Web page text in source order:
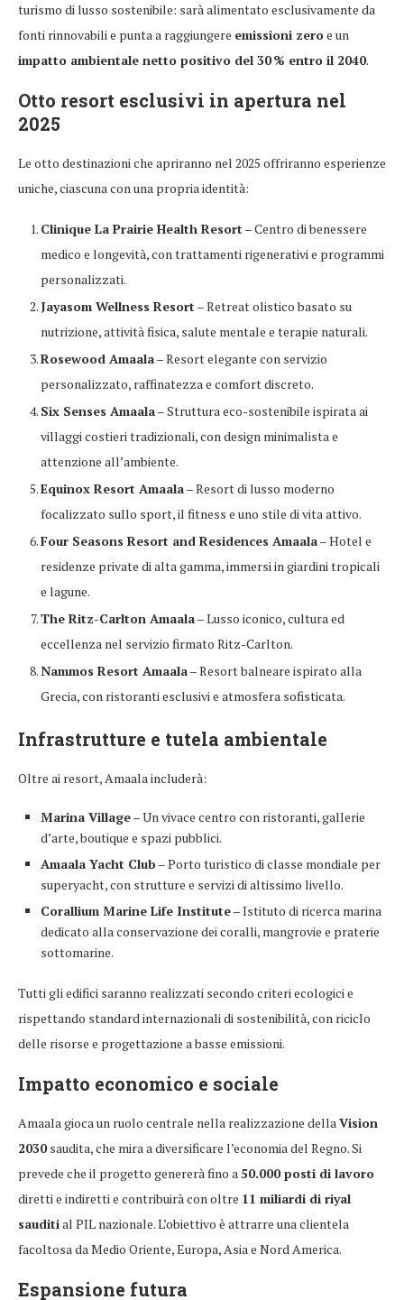
turismo di lusso sostenibile: sarà alimentato esclusivamente da
fonti rinnovabili e punta a raggiungere emissioni zeroe un
impatto ambientale netto positivo del 30 % entro il 2040.
Otto resort esclusivi in apertura nel
2025
Le otto destinazioni che apriranno nel 2025 offriranno esperienze
uniche, ciascuna con una propria identità:
Clinique La Prairie Health Resort – Centro di benessere
medico e longevità, con trattamenti rigenerativi e programmi
personalizzati.
Jayasom Wellness Resort – Retreat olistico basato su
nutrizione, attività fisica, salute mentale e terapie naturali.
Rosewood Amaala– Resort elegante con servizio
personalizzato, raffinatezza e comfort discreto.
Six Senses Amaala– Struttura eco-sostenibile ispirata ai
villaggi costieri tradizionali, con design minimalista e
attenzione all’ambiente.
Equinox Resort Amaala– Resort di lusso moderno
focalizzato sullo sport, il fitness e uno stile di vita attivo.
Four Seasons Resort and Residences Amaala– Hotel e
residenze private di alta gamma, immersi in giardini tropicali
e lagune.
The Ritz-Carlton Amaala– Lusso iconico, cultura ed
eccellenza nel servizio firmato Ritz-Carlton.
Nammos Resort Amaala– Resort balneare ispirato alla
Grecia, con ristoranti esclusivi e atmosfera sofisticata.
Infrastrutture e tutela ambientale
Oltre ai resort, Amaala includerà:
Marina Village– Un vivace centro con ristoranti, gallerie
d’arte, boutique e spazi pubblici.
Amaala Yacht Club – Porto turistico di classe mondiale per
superyacht, con strutture e servizi di altissimo livello.
Corallium Marine Life Institute– Istituto di ricerca marina
dedicato alla conservazione dei coralli, mangrovie e praterie
sottomarine.
Tutti gli edifici saranno realizzati secondo criteri ecologici e
rispettando standard internazionali di sostenibilità, con riciclo
delle risorse e progettazione a basse emissioni.
Impatto economico e sociale
Amaala gioca un ruolo centrale nella realizzazione dellaVision
2030saudita, che mira a diversificare l’economia del Regno. Si
prevede che il progetto genererà fino a50.000 posti di lavoro
diretti e indiretti e contribuirà con oltre 11 miliardi di riyal
sauditial PIL nazionale. L’obiettivo è attrarre una clientela
facoltosa da Medio Oriente, Europa, Asia e Nord America.
Espansione futura